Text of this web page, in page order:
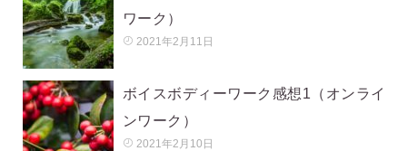
ワーク）
2021年2月11日
ボイスボディーワーク感想1（オンライ
ンワーク）
2021年2月10日